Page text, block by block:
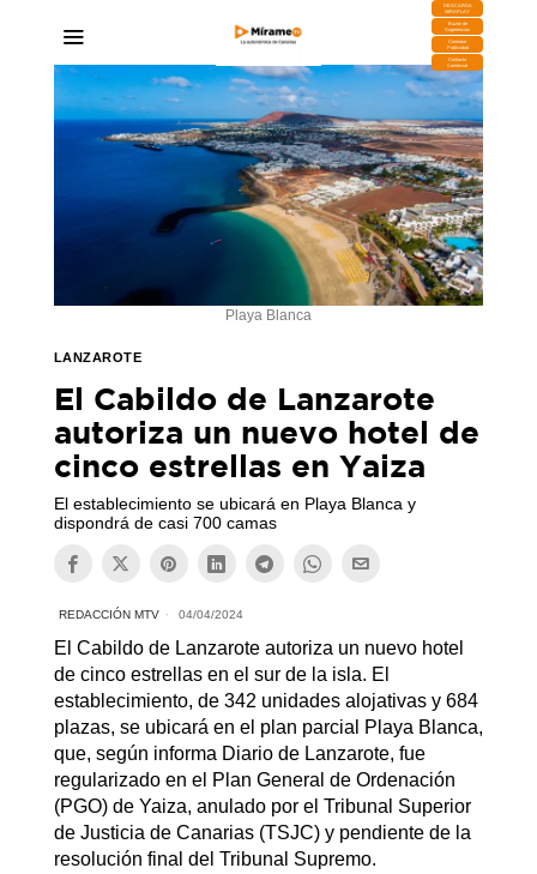
DESCARGA
MIRAPLAY
Buzón de
Sugerencias
Contratar
Publicidad
Contacto
Comercial
Playa Blanca
LANZAROTE
El Cabildo de Lanzarote
autoriza un nuevo hotel de
cinco estrellas en Yaiza
El establecimiento se ubicará en Playa Blanca y
dispondrá de casi 700 camas
REDACCIÓN MTV 04/04/2024
El Cabildo de Lanzarote autoriza un nuevo hotel
de cinco estrellas en el sur de la isla. El
establecimiento, de 342 unidades alojativas y 684
plazas, se ubicará en el plan parcial Playa Blanca,
que, según informa Diario de Lanzarote, fue
regularizado en el Plan General de Ordenación
(PGO) de Yaiza, anulado por el Tribunal Superior
de Justicia de Canarias (TSJC) y pendiente de la
resolución final del Tribunal Supremo.